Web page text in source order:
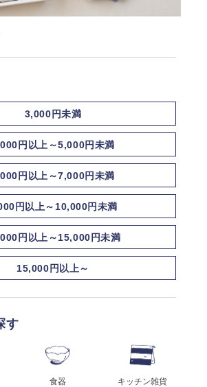
3,000円未満
円以上～5,000円未満
円以上～7,000円未満
円以上～10,000円未満
円以上～15,000円未満
15,000円以上～
す
食器 キッチン雑貨